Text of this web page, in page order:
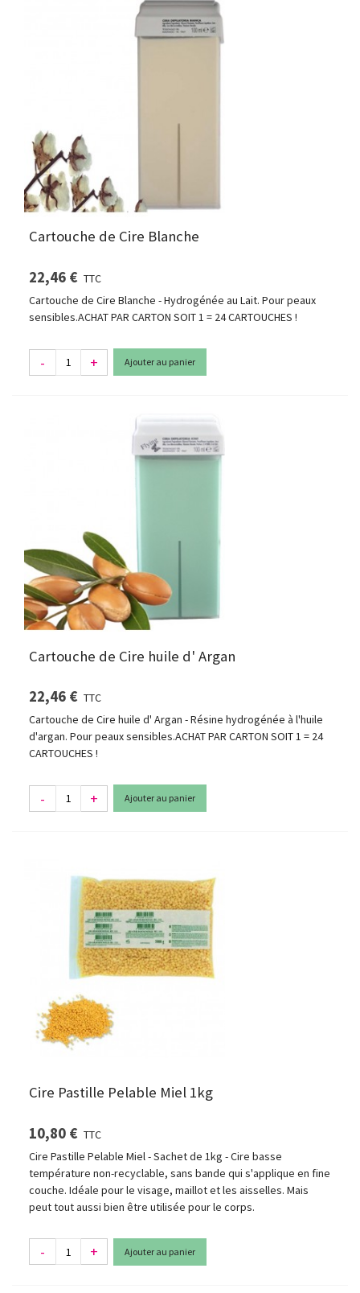
Cartouche de Cire Blanche
22,46 € TTC
Cartouche de Cire Blanche - Hydrogénée au Lait. Pour peaux
sensibles.ACHAT PAR CARTON SOIT 1 = 24 CARTOUCHES !
- + Ajouter au panier
Cartouche de Cire huile d' Argan
22,46 € TTC
Cartouche de Cire huile d' Argan - Résine hydrogénée à l'huile
d'argan. Pour peaux sensibles.ACHAT PAR CARTON SOIT 1 = 24
CARTOUCHES !
- + Ajouter au panier
Cire Pastille Pelable Miel 1kg
10,80 € TTC
Cire Pastille Pelable Miel - Sachet de 1kg - Cire basse
température non-recyclable, sans bande qui s'applique en fine
couche. Idéale pour le visage, maillot et les aisselles. Mais
peut tout aussi bien être utilisée pour le corps.
- + Ajouter au panier